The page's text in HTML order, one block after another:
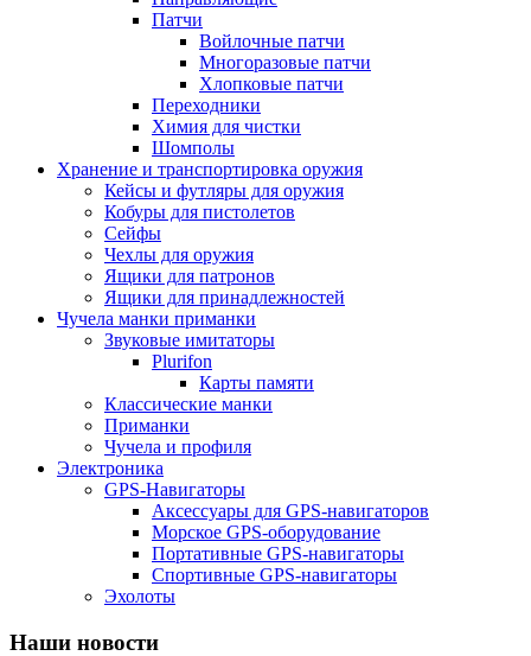
Патчи
Войлочные патчи
Многоразовые патчи
Хлопковые патчи
Переходники
Химия для чистки
Шомполы
Хранение и транспортировка оружия
Кейсы и футляры для оружия
Кобуры для пистолетов
Сейфы
Чехлы для оружия
Ящики для патронов
Ящики для принадлежностей
Чучела манки приманки
Звуковые имитаторы
Plurifon
Карты памяти
Классические манки
Приманки
Чучела и профиля
Электроника
GPS-Навигаторы
Аксессуары для GPS-навигаторов
Морское GPS-оборудование
Портативные GPS-навигаторы
Спортивные GPS-навигаторы
Эхолоты
Наши новости